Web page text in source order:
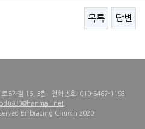
목록 답변
로5가길 16, 3층 전화번호: 010-5467-1198
Embracing Church 2020